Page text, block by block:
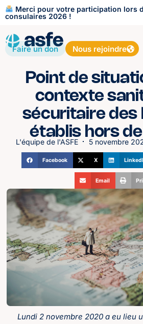
Merci pour votre participation lors
consulaires 2026 !
Faire un don Nous rejoindre
Point de
contexte
sécuritaire des
établis hors
L'équipe de l'ASFE 5 novembre
Facebook X
Email
Lundi 2 novembre 2020 a eu lieu